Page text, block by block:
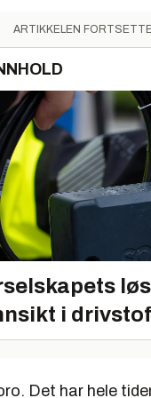
ARTIKKELEN
i
Det har hele